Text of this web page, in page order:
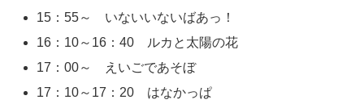
15：55～ いないいないばあっ！
16：10～16：40 ルカと太陽の花
17：00～ えいごであそぼ
17：10～17：20 はなかっぱ